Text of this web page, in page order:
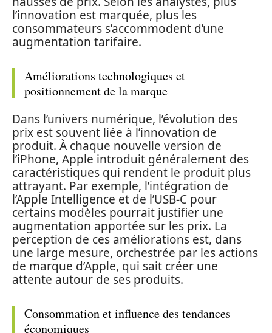
l’innovation est marquée, plus les
consommateurs s’accommodent d’une
augmentation tarifaire.
Améliorations technologiques et
positionnement de la marque
Dans l’univers numérique, l’évolution des
prix est souvent liée à l’innovation de
produit. À chaque nouvelle version de
l’iPhone, Apple introduit généralement des
caractéristiques qui rendent le produit plus
attrayant. Par exemple, l’intégration de
l’Apple Intelligence et de l’USB-C pour
certains modèles pourrait justifier une
augmentation apportée sur les prix. La
perception de ces améliorations est, dans
une large mesure, orchestrée par les actions
de marque d’Apple, qui sait créer une
attente autour de ses produits.
Consommation et influence des tendances
économiques